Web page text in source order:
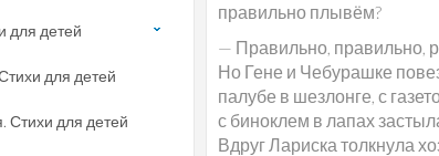
правильно плывём?
— Правильно, правильно,
Но Гене и Чебурашке
палубе в шезлонге, с
с биноклем в лапах
Вдруг Лариска толкнула
для детей
для детей
Стихи для детей